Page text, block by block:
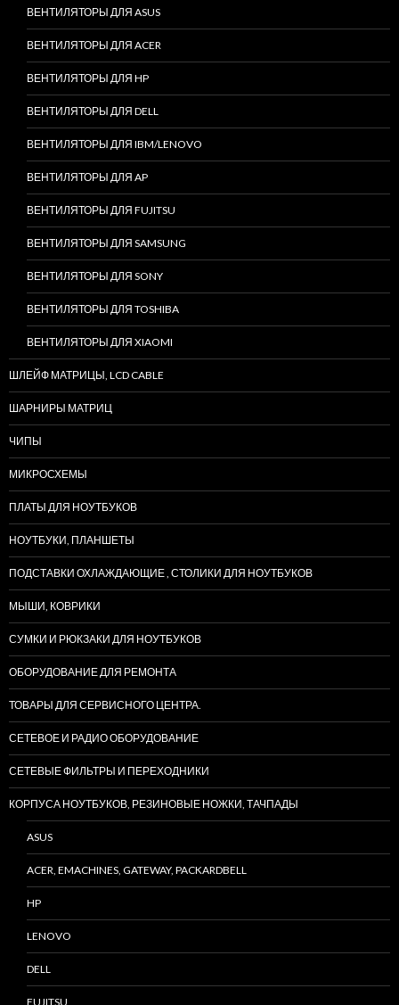
ВЕНТИЛЯТОРЫ ДЛЯ ASUS
ВЕНТИЛЯТОРЫ ДЛЯ ACER
ВЕНТИЛЯТОРЫ ДЛЯ HP
ВЕНТИЛЯТОРЫ ДЛЯ DELL
ВЕНТИЛЯТОРЫ ДЛЯ IBM/LENOVO
ВЕНТИЛЯТОРЫ ДЛЯ AP
ВЕНТИЛЯТОРЫ ДЛЯ FUJITSU
ВЕНТИЛЯТОРЫ ДЛЯ SAMSUNG
ВЕНТИЛЯТОРЫ ДЛЯ SONY
ВЕНТИЛЯТОРЫ ДЛЯ TOSHIBA
ВЕНТИЛЯТОРЫ ДЛЯ XIAOMI
ШЛЕЙФ МАТРИЦЫ, LCD CABLE
ШАРНИРЫ МАТРИЦ
ЧИПЫ
МИКРОСХЕМЫ
ПЛАТЫ ДЛЯ НОУТБУКОВ
НОУТБУКИ, ПЛАНШЕТЫ
ПОДСТАВКИ ОХЛАЖДАЮЩИЕ , СТОЛИКИ ДЛЯ НОУТБУКОВ
МЫШИ, КОВРИКИ
СУМКИ И РЮКЗАКИ ДЛЯ НОУТБУКОВ
ОБОРУДОВАНИЕ ДЛЯ РЕМОНТА
ТОВАРЫ ДЛЯ СЕРВИСНОГО ЦЕНТРА.
СЕТЕВОЕ И РАДИО ОБОРУДОВАНИЕ
СЕТЕВЫЕ ФИЛЬТРЫ И ПЕРЕХОДНИКИ
КОРПУСА НОУТБУКОВ, РЕЗИНОВЫЕ НОЖКИ, ТАЧПАДЫ
ASUS
ACER, EMACHINES, GATEWAY, PACKARDBELL
HP
LENOVO
DELL
FUJITSU